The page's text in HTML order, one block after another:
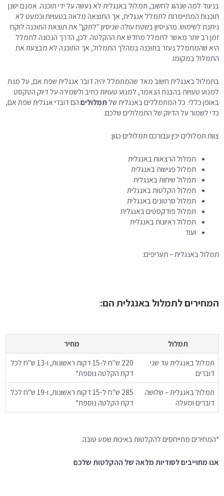
בניגוד למה שנהוג לחשוב, תמלול באנגלית לא נעשה על ידי תוכנה. אמנם ישנן
תוכנות המתיימרות לתמלל אנגלית, אך התוצאה מלאה בטעויות וכמעט לא
ניתנת לשימוש. מהניסיון בשטח עולה שניסיון "לתקן" את תוצאת התוכנה לוקח
זמן רב יותר מאשר לתמלל מחדש את ההקלטה. לכן, הדרך הנכונה לתמלל
היא שהמתמלל נעזר בתוכנה במהלך התמלול, אך התוכנה לא מבצעת את
התמלול במקומו.
בתמלול באנגלית חשוב מאד שהמתמלל יהיה דובר אנגלית שפת אם, על מנת
למנוע טעויות בהבנת הנאמר, למנוע טעויות כתיב ולשמירה על דיוק הטקסט
באופן כללי. כל המתמללים באנגלית שלתִּמְלוּלִיםהם דוברי אנגלית שפת אם,
כדי לשמור על הדיוק של התמלולים שלכם.
צוות תִּמְלוּלִים יכין עבורכם תמלולים כגון:
תמלול הרצאות באנגלית
תמלול פגישות באנגלית
תמלול שיחות באנגלית
תמלול הקלטות באנגלית
תמלול סרטונים באנגלית
תמלול פודקסטים באנגלית
תמלול ראיונות באנגלית
ועוד
תמלול באנגלית – תעריפים:
המחירים לתמלול באנגלית הם:
תמלול
מחיר
תמלול באנגלית עד שני
דוברים
220 ש"ח ל-15 דקות ראשונות, ו-13 ש"ח לכל
דקת הקלטה נוספת*
תמלול באנגלית – שלושה
דוברים ומעלה
285 ש"ח ל-15 דקות ראשונות, ו-19 ש"ח לכל
דקת הקלטה נוספת*
*המחירים מתייחסים להקלטות באיכות שמע טובה.
אנו מחוייבים לסודיות מלאה של ההקלטות שלכם